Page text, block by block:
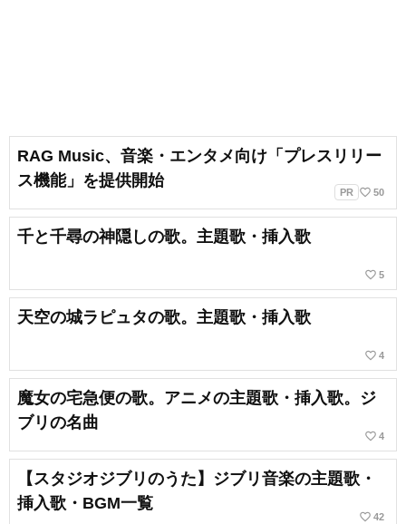
RAG Music、音楽・エンタメ向け「プレスリリー
ス機能」を提供開始
PR favorite_border 50
千と千尋の神隠しの歌。主題歌・挿入歌
favorite_border 5
天空の城ラピュタの歌。主題歌・挿入歌
favorite_border 4
魔女の宅急便の歌。アニメの主題歌・挿入歌。ジ
ブリの名曲
favorite_border 4
【スタジオジブリのうた】ジブリ音楽の主題歌・
挿入歌・BGM一覧
favorite_border 42